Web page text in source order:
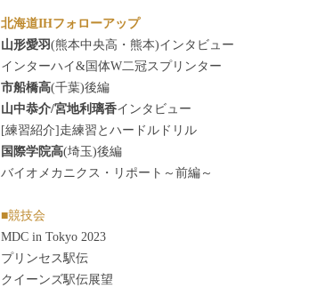
北海道IHフォローアップ
山形愛羽(熊本中央高・熊本)インタビュー
インターハイ&国体W二冠スプリンター
市船橋高(千葉)後編
山中恭介/宮地利璃香インタビュー
[練習紹介]走練習とハードルドリル
国際学院高(埼玉)後編
バイオメカニクス・リポート～前編～
■競技会
MDC in Tokyo 2023
プリンセス駅伝
クイーンズ駅伝展望